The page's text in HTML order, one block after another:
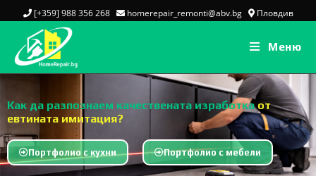
[+359] 988 356 268 homerepair_remonti@abv.bg Пловдив
Меню
Как да разпознаем качествената изработка от
евтината имитация?
Портфолио с кухни Портфолио с мебели